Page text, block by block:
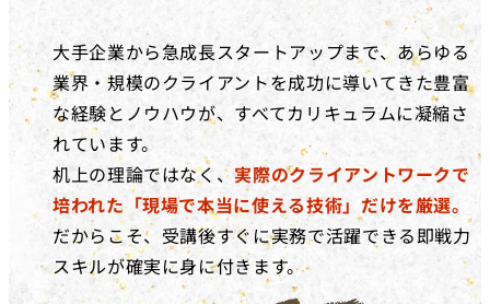
大手企業から急成長スタートアップまで、あらゆる
業界・規模のクライアントを成功に導いてきた豊富
な経験とノウハウが、すべてカリキュラムに凝縮さ
れています。
机上の理論ではなく、実際のクライアントワークで
培われた「現場で本当に使える技術」だけを厳選。
だからこそ、受講後すぐに実務で活躍できる即戦力
スキルが確実に身に付きます。